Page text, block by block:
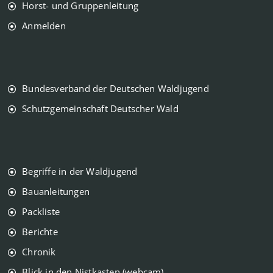
Horst- und Gruppenleitung
Anmelden
Bundesverband der Deutschen Waldjugend
Schutzgemeinschaft Deutscher Wald
Begriffe in der Waldjugend
Bauanleitungen
Packliste
Berichte
Chronik